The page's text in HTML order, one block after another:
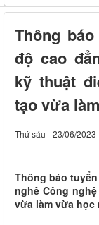
Thông
độ cao
kỹ thuật
tạo vừa
Thứ sáu - 23/06/2023
Thông báo
nghề Công
vừa làm vừa học